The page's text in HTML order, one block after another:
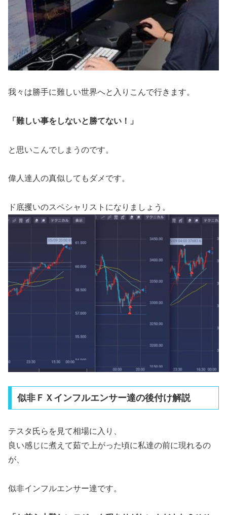
我々は勝手に難しい世界へと入りこんで行きます。
「難しい事をしないと勝てない！」
と思いこんでしまうのです。
偉人達人の真似してもダメです。
ド底攫いのスペシャリストになりましょう。
似非ＦＸインフルエンサー達の後付け解説
テスタ氏らを見て相場に入り、
良い感じに煮えて茹で上がった頃に私達の前に現れるの
が、
似非インフルエンサー達です。